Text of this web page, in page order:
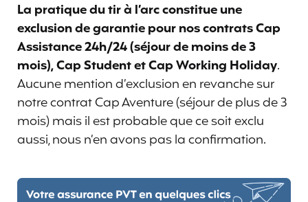
La pratique du tir à l’arc constitue une
exclusion de garantie pour nos contrats Cap
Assistance 24h/24 (séjour de moins de 3
mois), Cap Student et Cap Working Holiday.
Aucune mention d’exclusion en revanche sur
notre contrat Cap Aventure (séjour de plus de 3
mois) mais il est probable que ce soit exclu
aussi, nous n’en avons pas la confirmation.